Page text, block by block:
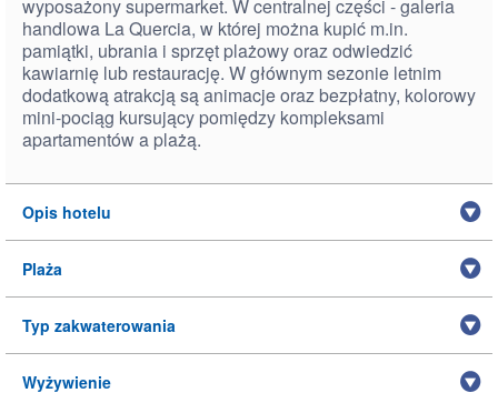
wyposażony supermarket. W centralnej części - galeria
handlowa La Quercia, w której można kupić m.in.
pamiątki, ubrania i sprzęt plażowy oraz odwiedzić
kawiarnię lub restaurację. W głównym sezonie letnim
dodatkową atrakcją są animacje oraz bezpłatny, kolorowy
mini-pociąg kursujący pomiędzy kompleksami
apartamentów a plażą.
Opis hotelu
Plaża
Typ zakwaterowania
Wyżywienie